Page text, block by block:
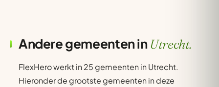
Andere gemeenten in Utrecht.
FlexHero werkt in 25 gemeenten in Utrecht.
Hieronder de grootste gemeenten in deze